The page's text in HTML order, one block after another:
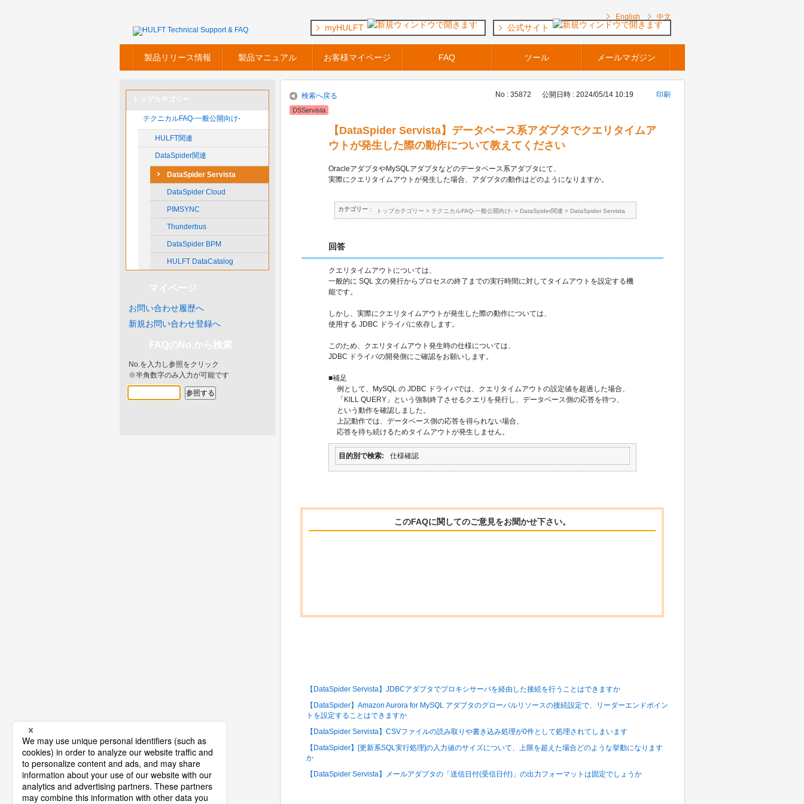
English 中文
製品リリース情報 製品マニュアル お客様マイページ FAQ ツール メールマガジン
myHULFT 公式サイト
テクニカルFAQ-一般公開向け-
HULFT関連
DataSpider関連
DataSpider Servista
DataSpider Cloud
PIMSYNC
Thunderbus
DataSpider BPM
HULFT DataCatalog
お問い合わせ履歴へ
新規お問い合わせ登録へ
No.を入力し参照をクリック
※半角数字のみ入力が可能です
検索へ戻る No : 35872 公開日時 : 2024/05/14 10:19 印刷
DSServista
【DataSpider Servista】データベース系アダプタでクエリタイムア
ウトが発生した際の動作について教えてください
OracleアダプタやMySQLアダプタなどのデータベース系アダプタにて、
実際にクエリタイムアウトが発生した場合、アダプタの動作はどのようになりますか。
カテゴリー : トップカテゴリー > テクニカルFAQ-一般公開向け-> DataSpider関連 > DataSpider Servista
回答
クエリタイムアウトについては、
一般的に SQL 文の発行からプロセスの終了までの実行時間に対してタイムアウトを設定する機
能です。
しかし、実際にクエリタイムアウトが発生した際の動作については、
使用する JDBC ドライバに依存します。
このため、クエリタイムアウト発生時の仕様については、
JDBC ドライバの開発側にご確認をお願いします。
■補足
例として、MySQL の JDBC ドライバでは、クエリタイムアウトの設定値を超過した場合、
「KILL QUERY」という強制終了させるクエリを発行し、データベース側の応答を待つ、
という動作を確認しました。
上記動作では、データベース側の応答を得られない場合、
応答を待ち続けるためタイムアウトが発生しません。
目的別で検索 仕様確認
このFAQに関してのご意見をお聞かせ下さい。
【DataSpider Servista】JDBCアダプタでプロキシサーバを経由した接続を行うことはできますか
【DataSpider】Amazon Aurora for MySQL アダプタのグローバルリソースの接続設定で、リーダーエンドポイン
トを設定することはできますか
【DataSpider Servista】CSVファイルの読み取りや書き込み処理が0件として処理されてしまいます
【DataSpider】[更新系SQL実行処理]の入力値のサイズについて、上限を超えた場合どのような挙動になります
か
【DataSpider Servista】メールアダプタの「送信日付(受信日付)」の出力フォーマットは固定でしょうか